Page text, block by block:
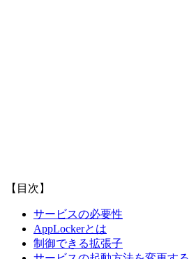
【目次】
サービスの必要性
AppLockerとは
制御できる拡張子